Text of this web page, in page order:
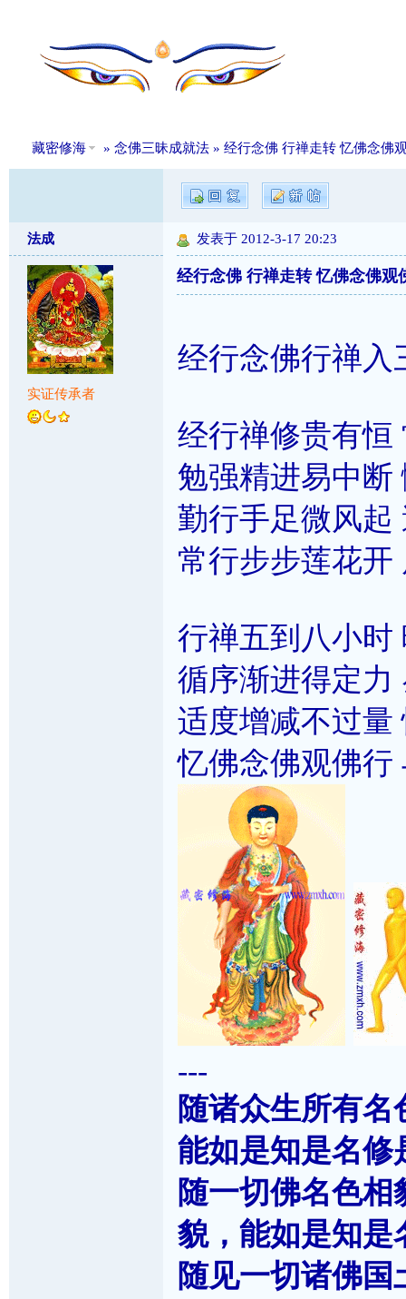
藏密修海 » 念佛三昧成就法» 经行念佛 行禅走转 忆佛念佛
法成
实证传承者
发表于 2012-3-17 20:23
经行念佛 行禅走转 忆佛念佛观
经行念佛行禅入
经行禅修贵有恒
勉强精进易中断
勤行手足微风起
常行步步莲花开
行禅五到八小时
循序渐进得定力
适度增减不过量
忆佛念佛观佛行
---
随诸众生所有
能如是知是名修
随一切佛名色
貌，能如是知是
随见一切诸佛